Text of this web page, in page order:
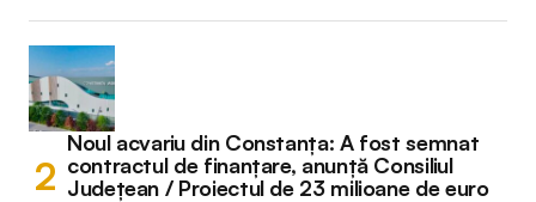
Noul acvariu din Constanța: A fost semnat
contractul de finanțare, anunță Consiliul
Județean / Proiectul de 23 milioane de euro